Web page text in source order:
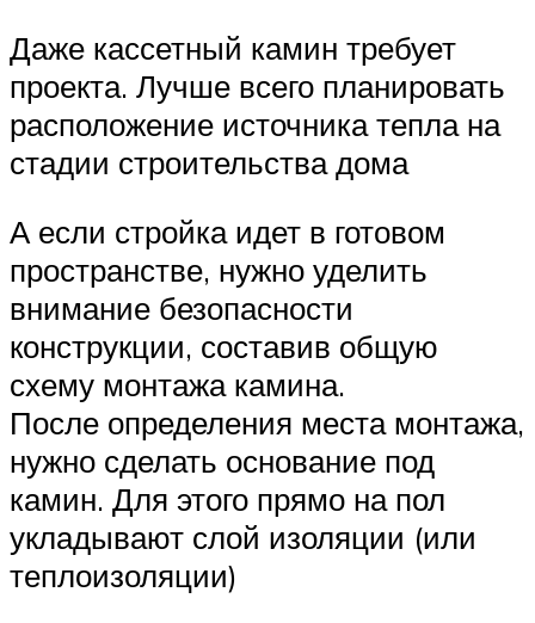
Даже кассетный камин требует
проекта. Лучше всего планировать
расположение источника тепла на
стадии строительства дома
А если стройка идет в готовом
пространстве, нужно уделить
внимание безопасности
конструкции, составив общую
схему монтажа камина.
После определения места монтажа,
нужно сделать основание под
камин. Для этого прямо на пол
укладывают слой изоляции (или
теплоизоляции)